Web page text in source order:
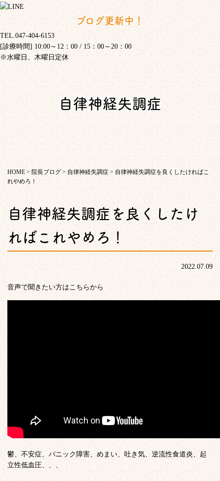
ブログ更新中！
TEL.047-404-6153
[診療時間] 10:00～12：00 / 15：00～20：00
※水曜日、木曜日定休
自律神経失調症
HOME > 院長ブログ > 自律神経失調症 > 自律神経失調症を良くしたければこ
れやめろ！
自律神経失調症を良くしたけ
ればこれやめろ！
2022.07.09
音声で聞きたい方はこちらから
鬱、不安症、パニック障害、めまい、吐き気、逆流性食道炎、起
立性低血圧、、、